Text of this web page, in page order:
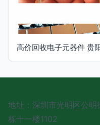
高价回收电子元器件 贵
地址：深圳市光明区公
栋十一楼1102